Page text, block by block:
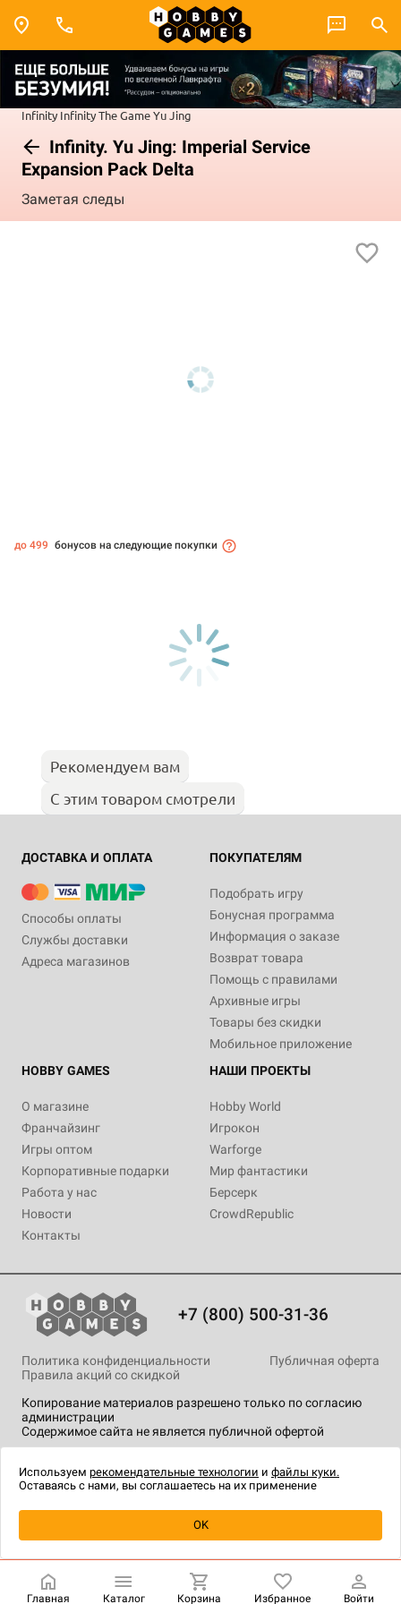
Infinity Infinity The GameYu Jing
Infinity. Yu Jing: Imperial Service
Expansion Pack Delta
Заметая следы
Уведомить о наличии
до 499 бонусов на следующие покупки
Рекомендуем вам
С этим товаром смотрели
ДОСТАВКА И ОПЛАТА
Способы оплаты
Службы доставки
Адреса магазинов
ПОКУПАТЕЛЯМ
Подобрать игру
Бонусная программа
Информация о заказе
Возврат товара
Помощь с правилами
Архивные игры
Товары без скидки
Мобильное приложение
HOBBY GAMES
О магазине
Франчайзинг
Игры оптом
Корпоративные подарки
Работа у нас
Новости
Контакты
НАШИ ПРОЕКТЫ
Hobby World
Игрокон
Warforge
Мир фантастики
Берсерк
CrowdRepublic
+7 (800) 500-31-36
Копирование материалов разрешено только по согласию
администрации
Содержимое сайта не является публичной офертой
Политика конфиденциальности
Публичная оферта
Правила акций со скидкой
технологии.
Главная Каталог Корзина Избранное Войти
Используем рекомендательные технологии и файлы куки.
Оставаясь с нами, вы соглашаетесь на их применение
OK